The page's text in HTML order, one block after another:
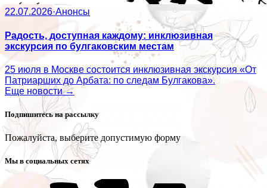
22.07.2026·Анонсы
Радость, доступная каждому: инклюзивная
экскурсия по булгаковским местам
25 июля в Москве состоится инклюзивная экскурсия «От
Патриарших до Арбата: по следам Булгакова».
Еще новости →
Подпишитесь на рассылку
Пожалуйста, выберите допустимую форму
Мы в социальных сетях